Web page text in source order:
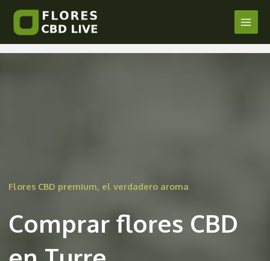
contenido
Main
Menu
Comprar Flores CBD en Turre
/ Almería/ Poradmin
Flores CBD premium, el verdadero aroma
Comprar flores CBD